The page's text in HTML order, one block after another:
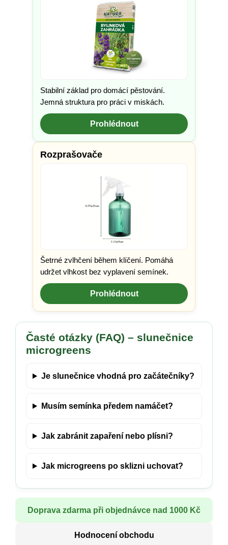
Stabilní základ pro domácí pěstování.
Jemná struktura pro práci v miskách.
Prohlédnout
Rozprašovače
Šetrné zvlhčení během klíčení. Pomáhá
udržet vlhkost bez vyplavení semínek.
Prohlédnout
Časté otázky (FAQ) – slunečnice
microgreens
Je slunečnice vhodná pro začátečníky?
Musím semínka předem namáčet?
Jak zabránit zapaření nebo plísni?
Jak microgreens po sklizni uchovat?
Doprava zdarma při objednávce nad 1000 Kč
Hodnocení obchodu